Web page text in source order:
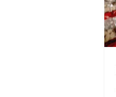
Transformação digital